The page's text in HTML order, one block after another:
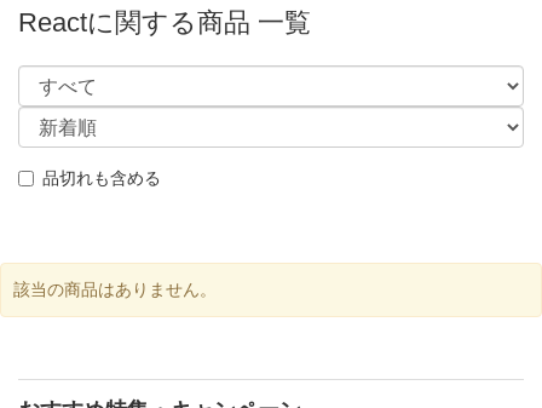
Reactに関する商品 一覧
品切れも含める
該当の商品はありません。